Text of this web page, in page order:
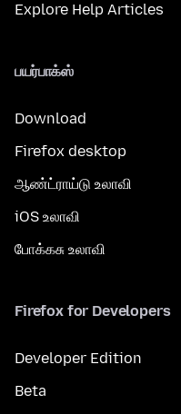
Explore Help Articles
பயர்பாக்ஸ்
Download
Firefox desktop
ஆண்ட்ராய்டு உலாவி
iOS உலாவி
போக்கசு உலாவி
Firefox for Developers
Developer Edition
Beta